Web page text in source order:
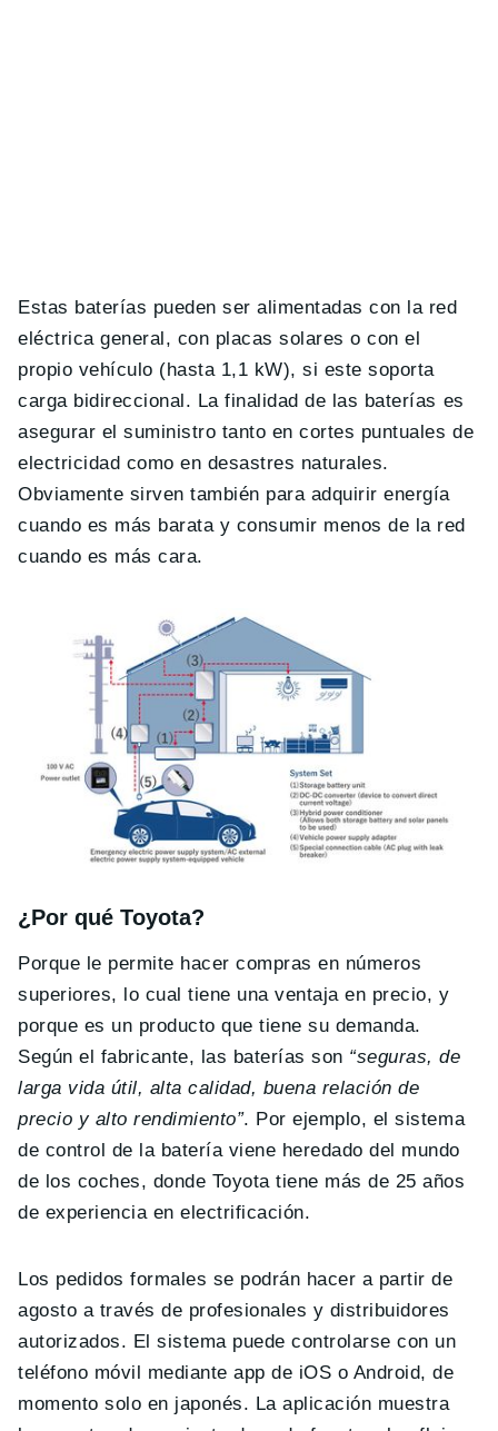
Estas baterías pueden ser alimentadas con la red
eléctrica general, con placas solares o con el
propio vehículo (hasta 1,1 kW), si este soporta
carga bidireccional. La finalidad de las baterías es
asegurar el suministro tanto en cortes puntuales de
electricidad como en desastres naturales.
Obviamente sirven también para adquirir energía
cuando es más barata y consumir menos de la red
cuando es más cara.
¿Por qué Toyota?
Porque le permite hacer compras en números
superiores, lo cual tiene una ventaja en precio, y
porque es un producto que tiene su demanda.
Según el fabricante, las baterías son “seguras, de
larga vida útil, alta calidad, buena relación de
precio y alto rendimiento”. Por ejemplo, el sistema
de control de la batería viene heredado del mundo
de los coches, donde Toyota tiene más de 25 años
de experiencia en electrificación.
Los pedidos formales se podrán hacer a partir de
agosto a través de profesionales y distribuidores
autorizados. El sistema puede controlarse con un
teléfono móvil mediante app de iOS o Android, de
momento solo en japonés. La aplicación muestra